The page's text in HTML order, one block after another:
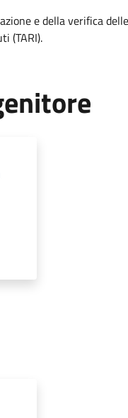
e della verifica
(TARI).